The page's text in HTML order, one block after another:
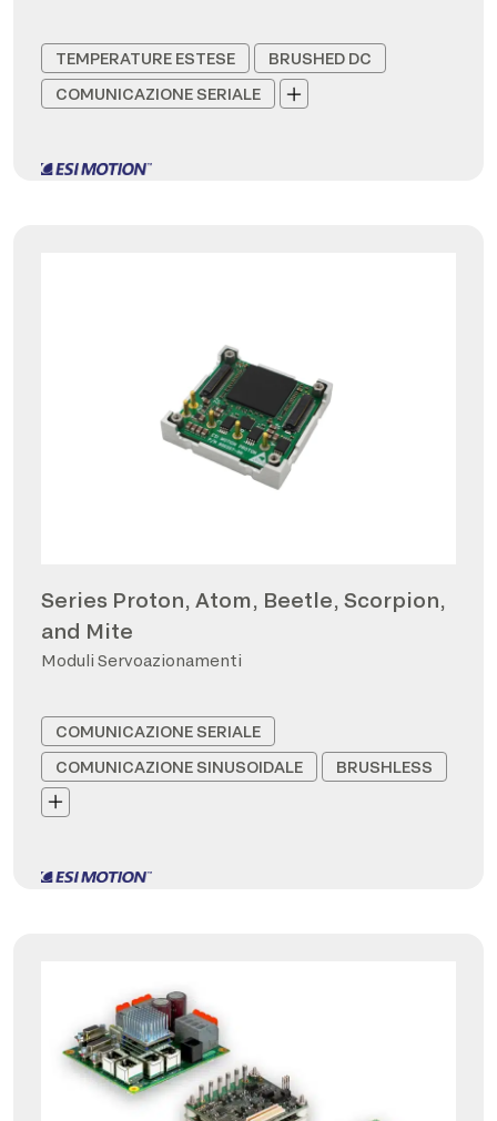
TEMPERATURE ESTESE
BRUSHED DC
COMUNICAZIONE SERIALE
Series Proton, Atom, Beetle, Scorpion,
and Mite
Moduli Servoazionamenti
COMUNICAZIONE SERIALE
COMUNICAZIONE SINUSOIDALE
BRUSHLESS